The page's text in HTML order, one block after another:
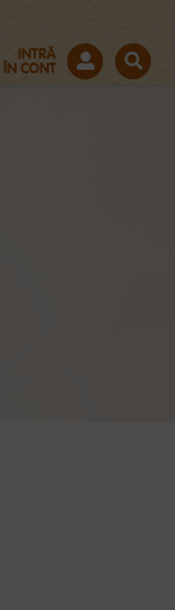
INTRĂ
ÎN CONT